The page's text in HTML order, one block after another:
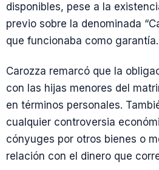
disponibles, pese a la
previo sobre la denominada
que funcionaba como garantía.
Carozza remarcó que la
con las hijas menores del
en términos personales.
cualquier controversia
cónyuges por otros bienes o
relación con el dinero que